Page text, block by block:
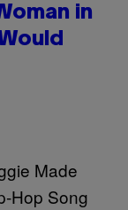
in